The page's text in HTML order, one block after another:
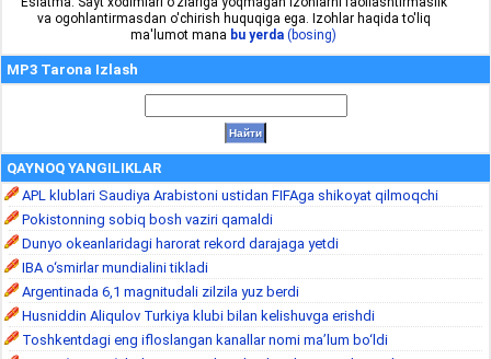
va ogohlantirmasdan o'chirish huquqiga ega. Izohlar haqida to'liq
ma'lumot mana bu yerda (bosing)
MP3 Tarona Izlash
QAYNOQ YANGILIKLAR
APL klublari Saudiya Arabistoni ustidan FIFAga shikoyat qilmoqchi
Pokistonning sobiq bosh vaziri qamaldi
Dunyo okeanlaridagi harorat rekord darajaga yetdi
IBA o‘smirlar mundialini tikladi
Argentinada 6,1 magnitudali zilzila yuz berdi
Husniddin Aliqulov Turkiya klubi bilan kelishuvga erishdi
Toshkentdagi eng ifloslangan kanallar nomi ma’lum bo‘ldi